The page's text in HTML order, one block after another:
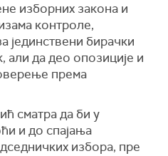
изборних закона и
контроле,
јединствени бирачки
али да део опозиције и
према
сматра да би у
и до спајања
избора, пре